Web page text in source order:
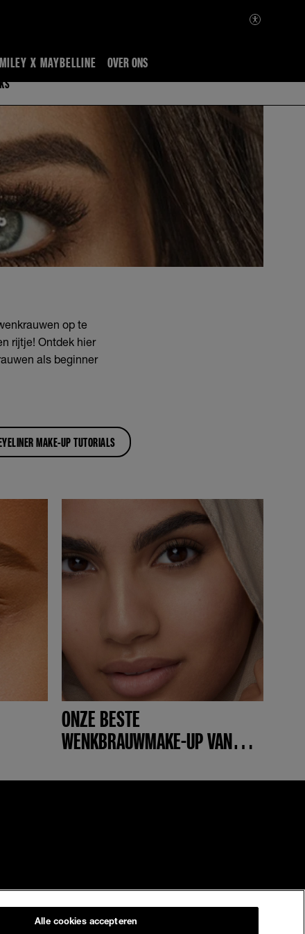
MILEY X MAYBELLINE OVER ONS
op te
rijtje! Ontdek hier
als beginner
MAKE-UP TUTORIALS
ONZE BESTE
WENKBRAUWMAKE-UP VAN
Alle cookies accepteren